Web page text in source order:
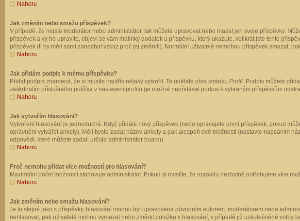
Nahoru
Jak změním nebo smažu příspěvek?
V případě, že nejste moderátor nebo administrátor, tak můžete upravovat nebo mazat jen svoje příspěvky.
příspěvek a vy ho upravíte, objeví se vám malinký dodatek u příspěvku, který ukazuje, kolikrát jste tento
příspěvek (ti by měli sami zanechat vzkaz proč jej změnili). Normální uživatelé nemohou příspěvek smazat,
Nahoru
Jak přidám podpis k mému příspěvku?
Přidat podpis znamená, že si musíte nejdřív nějaký vytvořit. To uděláte přes stránku Profil. Podpis můžete
zaškrtnutím příslušného políčka v nastavení profilu (je možné nepřidávat podpis k vybraným příspěvkům
Nahoru
Jak vytvořím hlasování?
Vytvoření hlasování je jednoduché. Když přidáte nový příspěvek (nebo upravujete první příspěvek, pokud
oprávnění vytvářet ankety). Měli byste zadat název ankety a pak alespoň dvě možnosti (nastavte napsáním
odpovědí, které můžete zadat, určuje administrátor boardu.
Nahoru
Proč nemohu přidat více možností pro hlasování?
Maximální počet možností stanovuje administrátor. Pokud si myslíte, že opravdu nezbytně potřebujete více
Nahoru
Jak změním nebo smažu hlasování?
Je to stejné jako s příspěvky, hlasování mohou být upravována původním autorem, moderátorem nebo
nehlasoval, pak uživatelé mohou vymazat nebo změnit položku v hlasování, v případě již uskutečněné